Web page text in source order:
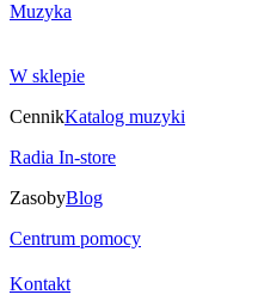
Muzyka
W sklepie
CennikKatalog muzyki
Radia In-store
ZasobyBlog
Centrum pomocy
Kontakt